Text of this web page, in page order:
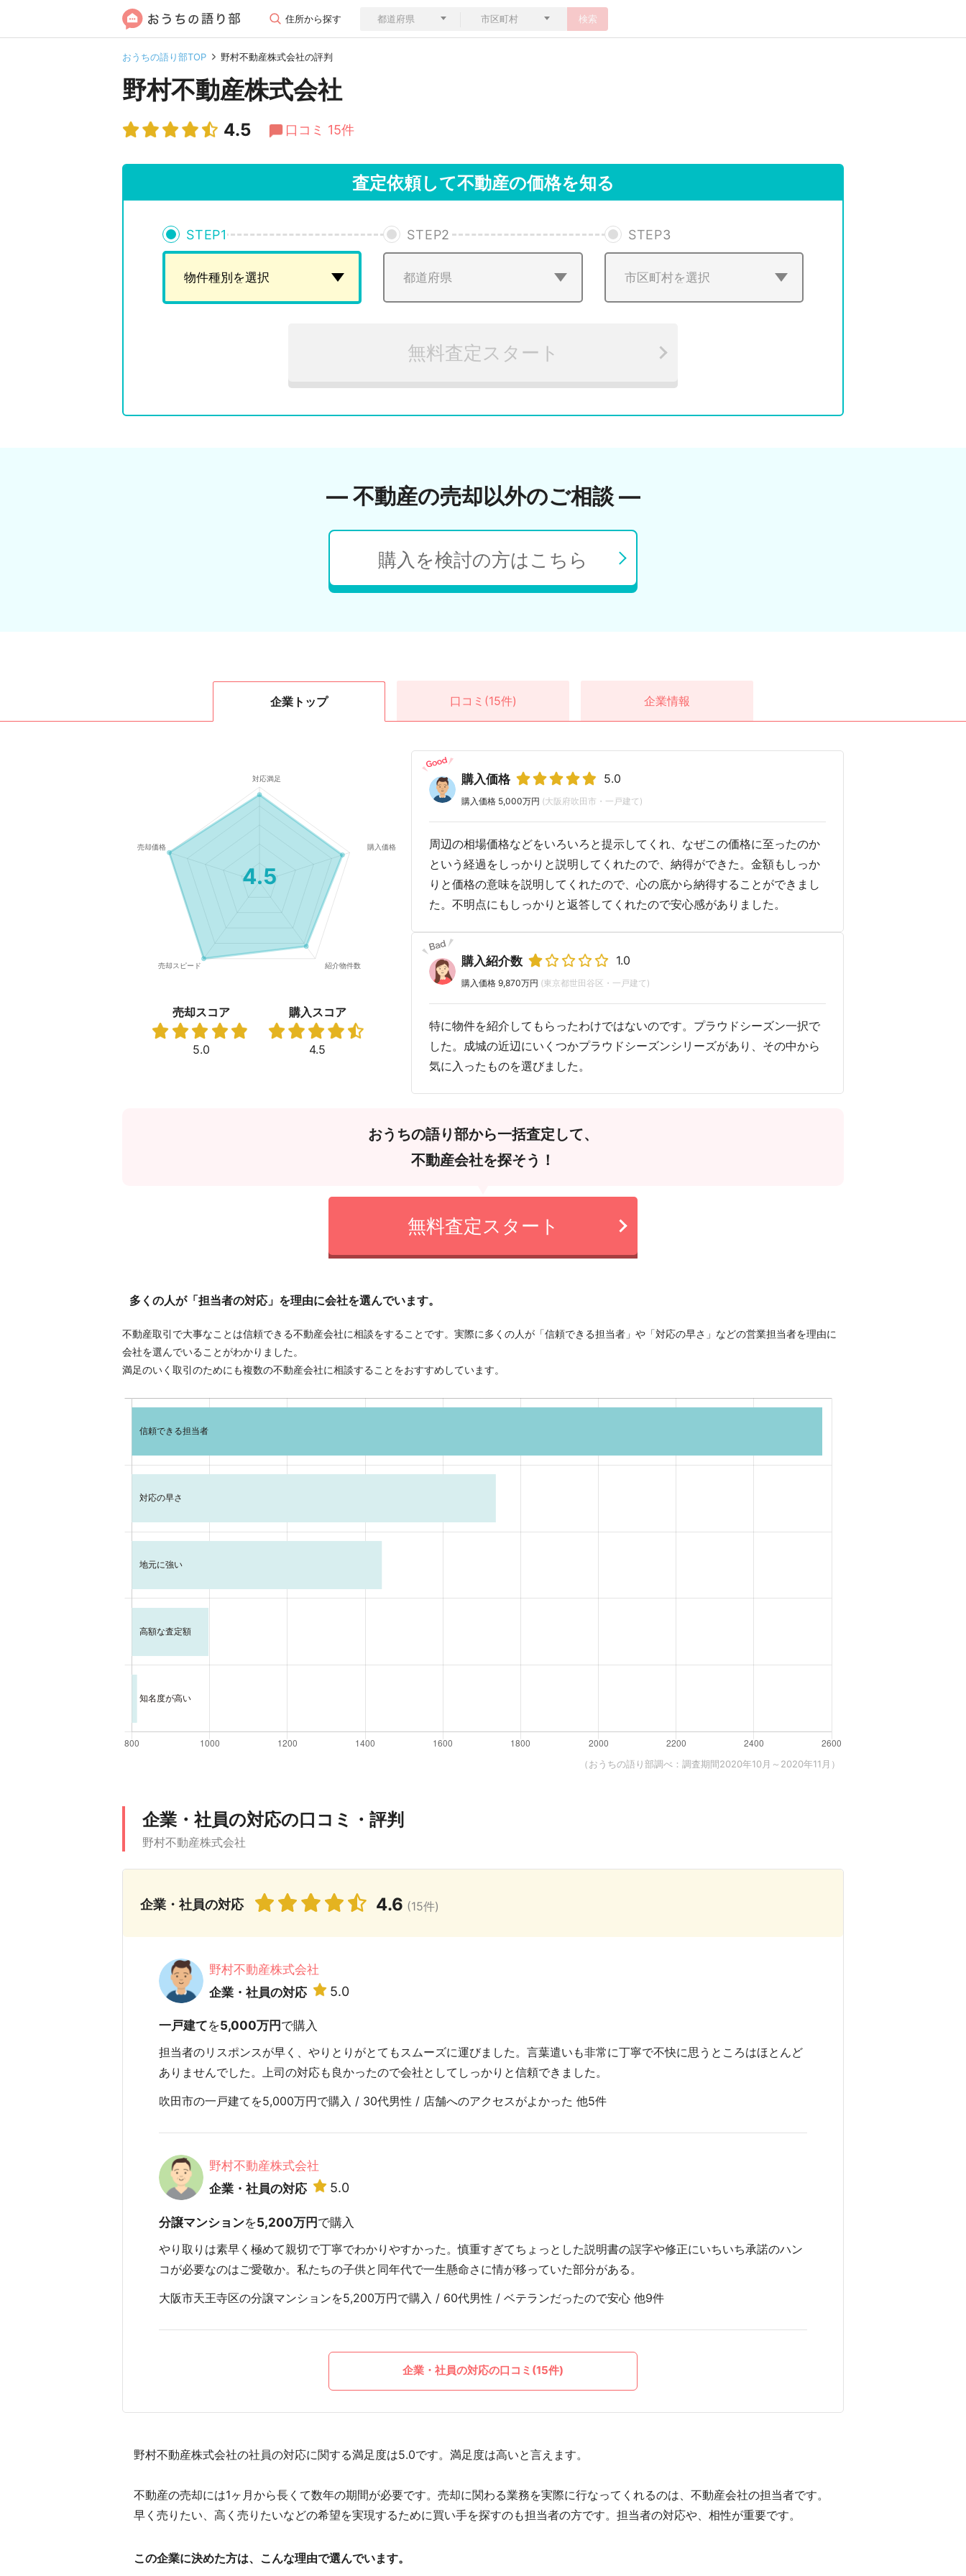
住所から探す 検索
おうちの語り部TOP 野村不動産株式会社の評判
野村不動産株式会社
4.5 口コミ 15件
査定依頼して不動産の価格を知る
STEP1 STEP2 STEP3
無料査定スタート
― 不動産の売却以外のご相談 ―
購入を検討の方はこちら
企業 トップ 口コミ (15件) 企業情報
4.5
売却スコア
5.0
購入スコア
4.5
購入価格 5.0
購入価格 5,000万円 (大阪府吹田市・一戸建て)
周辺の相場価格などをいろいろと提示してくれ、なぜこの価格に至ったのか
という経過をしっかりと説明してくれたので、納得ができた。金額もしっか
りと価格の意味を説明してくれたので、心の底から納得することができまし
た。不明点にもしっかりと返答してくれたので安心感がありました。
購入紹介数 1.0
購入価格 9,870万円 (東京都世田谷区・一戸建て)
特に物件を紹介してもらったわけではないのです。プラウドシーズン一択で
した。成城の近辺にいくつかプラウドシーズンシリーズがあり、その中から
気に入ったものを選びました。
おうちの語り部から一括査定して、
不動産会社を探そう！
無料査定スタート
多くの人が「担当者の対応」を理由に会社を選んでいます。
不動産取引で大事なことは信頼できる不動産会社に相談をすることです。実際に多くの人が「信頼できる担当者」や「対応の早さ」などの営業担当者を理由に
会社を選んでいることがわかりました。
満足のいく取引のためにも複数の不動産会社に相談することをおすすめしています。
（おうちの語り部調べ：調査期間2020年10月～2020年11月）
企業・社員の対応の口コミ・評判
野村不動産株式会社
企業・社員の対応 4.6 (15件)
野村不動産株式会社
企業・社員の対応
5.0
一戸建てを5,000万円 で購入
担当者のリスポンスが早く、やりとりがとてもスムーズに運びました。言葉遣いも非常に丁寧で不快に思うところはほとんど
ありませんでした。上司の対応も良かったので会社としてしっかりと信頼できました。
吹田市の一戸建てを5,000万円で購入 / 30代男性 / 店舗へのアクセスがよかった 他5件
野村不動産株式会社
企業・社員の対応
5.0
分譲マンションを5,200万円で購入
やり取りは素早く極めて親切で丁寧でわかりやすかった。慎重すぎてちょっとした説明書の誤字や修正にいちいち承諾のハン
コが必要なのはご愛敬か。私たちの子供と同年代で一生懸命さに情が移っていた部分がある。
大阪市天王寺区の分譲マンションを5,200万円で購入 / 60代男性 / ベテランだったので安心 他9件
企業・社員の対応の口コミ(15件)
野村不動産株式会社の社員の対応に関する満足度は5.0です。満足度は高いと言えます。
不動産の売却には1ヶ月から長くて数年の期間が必要です。売却に関わる業務を実際に行なってくれるのは、不動産会社の担当者です。
早く売りたい、高く売りたいなどの希望を実現するために買い手を探すのも担当者の方です。担当者の対応や、相性が重要です。
この企業に決めた方は、こんな理由で選んでいます。